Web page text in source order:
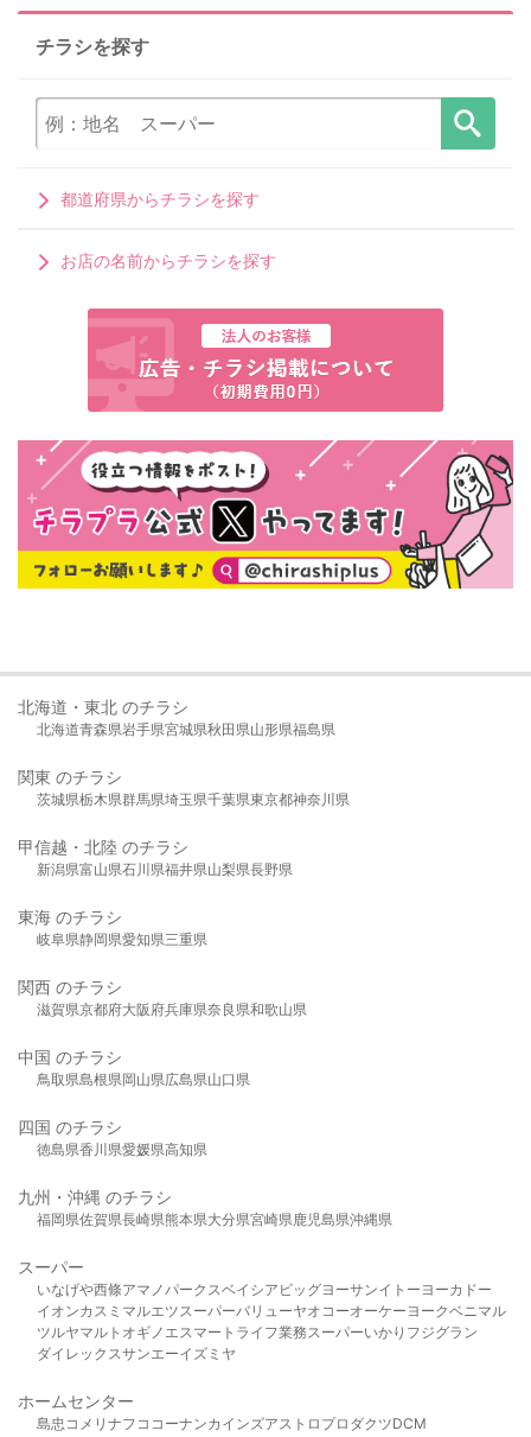
チラシを探す
都道府県からチラシを探す
お店の名前からチラシを探す
北海道・東北 のチラシ
北海道青森県岩手県宮城県秋田県山形県福島県
関東 のチラシ
茨城県栃木県群馬県埼玉県千葉県東京都神奈川県
甲信越・北陸 のチラシ
新潟県富山県石川県福井県山梨県長野県
東海 のチラシ
岐阜県静岡県愛知県三重県
関西 のチラシ
滋賀県京都府大阪府兵庫県奈良県和歌山県
中国 のチラシ
鳥取県島根県岡山県広島県山口県
四国 のチラシ
徳島県香川県愛媛県高知県
九州・沖縄 のチラシ
福岡県佐賀県長崎県熊本県大分県宮崎県鹿児島県沖縄県
スーパー
いなげや西條アマノパークスベイシア ビッグヨーサンイトーヨーカドー
イオンカスミ マルエツスーパーバリューヤオコーオーケー ヨークベニマル
ツルヤマルト オギノ エスマート ライフ業務スーパーいかり フジグラン
ダイレックスサンエーイズミヤ
ホームセンター
島忠 コメリ ナフコ コーナンカインズアストロプロダクツDCM